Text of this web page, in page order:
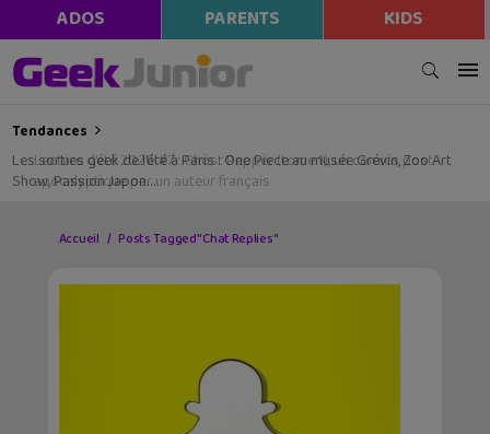
ADOS PARENTS KIDS
Tendances
Les sorties geek de l’été à Paris : One Piece au musée Grévin, Zoo Art
Show, Passion Japon…
Accueil Posts Tagged "Chat Replies"